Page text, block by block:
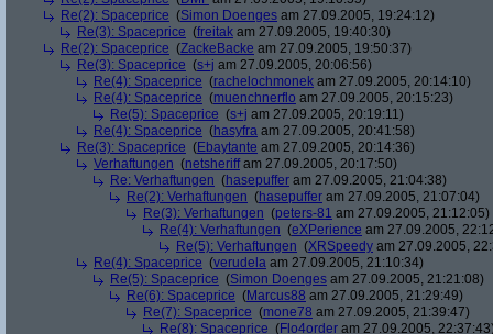
Re(2): Spaceprice (Simon Doenges am 27.09.2005, 19:24:12)
Re(3): Spaceprice (freitak am 27.09.2005, 19:40:30)
Re(2): Spaceprice (ZackeBacke am 27.09.2005, 19:50:37)
Re(3): Spaceprice (s+j am 27.09.2005, 20:06:56)
Re(4): Spaceprice (rachelochmonek am 27.09.2005, 20:14:10)
Re(4): Spaceprice (muenchnerflo am 27.09.2005, 20:15:23)
Re(5): Spaceprice (s+j am 27.09.2005, 20:19:11)
Re(4): Spaceprice (hasyfra am 27.09.2005, 20:41:58)
Re(3): Spaceprice (Ebaytante am 27.09.2005, 20:14:36)
Verhaftungen (netsheriffam 27.09.2005, 20:17:50)
Re: Verhaftungen (hasepuffer am 27.09.2005, 21:04:38)
Re(2): Verhaftungen (hasepuffer am 27.09.2005, 21:07:04)
Re(3): Verhaftungen (peters-81 am 27.09.2005, 21:12:05)
Re(4): Verhaftungen (eXPerience am 27.09.2005,
Re(5): Verhaftungen (XRSpeedy am 27.09.2005,
Re(4): Spaceprice (verudela am 27.09.2005, 21:10:34)
Re(5): Spaceprice (Simon Doenges am 27.09.2005, 21:21:08)
Re(6): Spaceprice (Marcus88 am 27.09.2005, 21:29:49)
Re(7): Spaceprice (mone78 am 27.09.2005, 21:39:47)
Re(8): Spaceprice (Flo4order am 27.09.2005,